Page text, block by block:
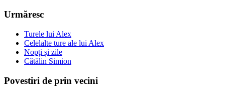
Urmăresc
Turele lui Alex
Celelalte ture ale lui Alex
Nopți și zile
Cătălin Simion
Povestiri de prin vecini